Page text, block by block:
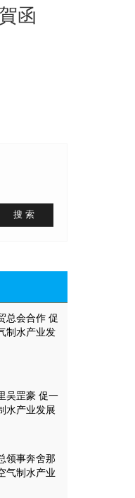
函
总会合作 促
制水产业发
吴罡豪 促一
水产业发展
领事奔舍那
气制水产业